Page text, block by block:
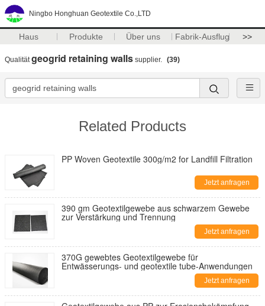
Ningbo Honghuan Geotextile Co.,LTD
Haus Produkte Über uns Fabrik-Ausflug >>
Qualitätgeogrid retaining walls supplier. (39)
Related Products
PP Woven Geotextile 300g/m2 for Landfill Filtration
Jetzt anfragen
390 gm Geotextilgewebe aus schwarzem Gewebe
zur Verstärkung und Trennung
Jetzt anfragen
370G gewebtes Geotextilgewebe für
Entwässerungs- und geotextile tube-Anwendungen
Jetzt anfragen